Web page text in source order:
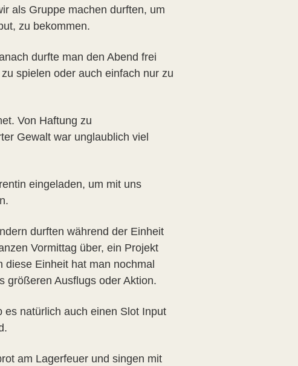
als Gruppe machen durften, um
zu bekommen.
durfte man den Abend frei
spielen oder auch einfach nur zu
Von Haftung zu
Gewalt war unglaublich viel
eingeladen, um mit uns
durften während der Einheit
Vormittag über, ein Projekt
Einheit hat man nochmal
größeren Ausflugs oder Aktion.
natürlich auch einen Slot Input
am Lagerfeuer und singen mit